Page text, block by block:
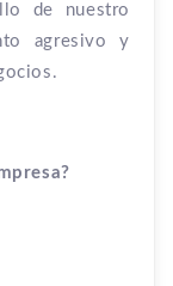
de nuestro
agresivo y